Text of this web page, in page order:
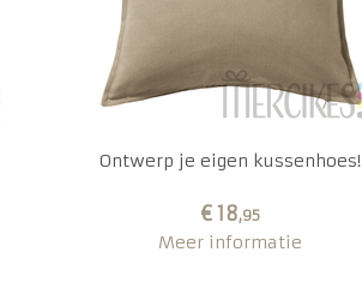
Ontwerp je eigen kussenhoes!
€ 18,95
Meer informatie